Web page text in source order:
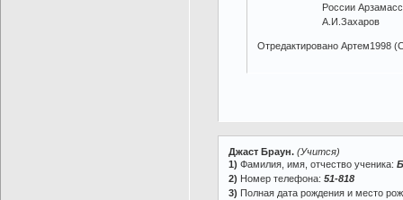
России
А.И.Захаров
Отредактировано Артем1998
Джаст Браун. (Учится)
1) Фамилия, имя, отчество ученика:
2) Номер телефона: 51-818
3) Полная дата рождения и место